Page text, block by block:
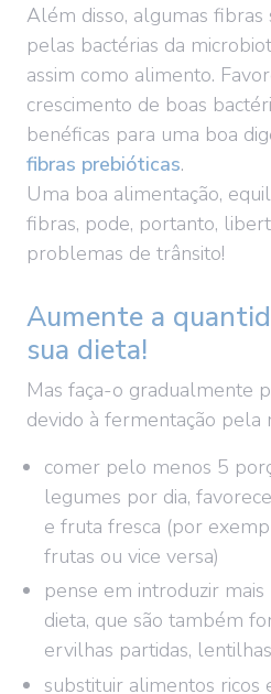
Além disso, algumas fibras
pelas bactérias da
assim como alimento.
crescimento de boas
benéficas para uma boa
fibras prebióticas.
Uma boa alimentação,
fibras, pode, portanto,
problemas de trânsito!
Aumente a
sua dieta!
Mas faça-o gradualmente
devido à fermentação pela
comer pelo menos 5
legumes por dia,
e fruta fresca (por
frutas ou vice versa)
pense em introduzir
dieta, que são também
ervilhas partidas,
substituir alimentos ricos